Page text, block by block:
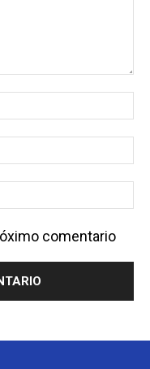
comentario